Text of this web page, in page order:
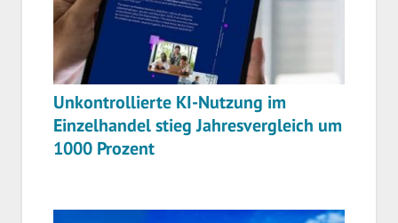
Unkontrollierte KI-Nutzung im
Einzelhandel stieg Jahresvergleich um
1000 Prozent